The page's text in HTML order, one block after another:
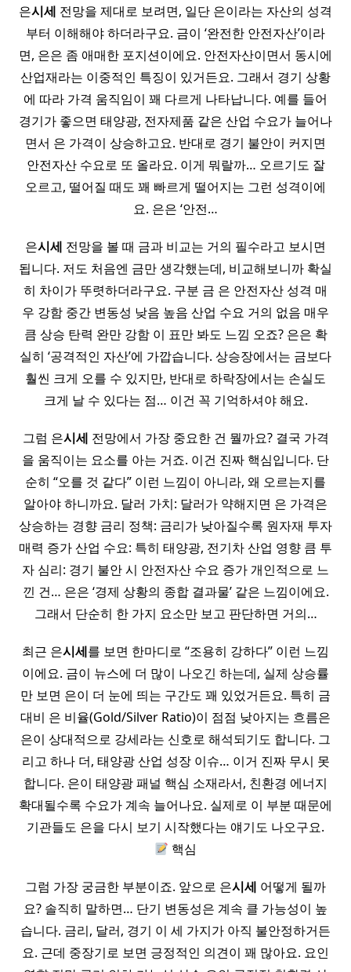
은시세 전망을 제대로 보려면, 일단 은이라는 자산의 성격
부터 이해해야 하더라구요. 금이 ‘완전한 안전자산’이라
면, 은은 좀 애매한 포지션이에요. 안전자산이면서 동시에
산업재라는 이중적인 특징이 있거든요. 그래서 경기 상황
에 따라 가격 움직임이 꽤 다르게 나타납니다. 예를 들어
경기가 좋으면 태양광, 전자제품 같은 산업 수요가 늘어나
면서 은 가격이 상승하고요. 반대로 경기 불안이 커지면
안전자산 수요로 또 올라요. 이게 뭐랄까… 오르기도 잘
오르고, 떨어질 때도 꽤 빠르게 떨어지는 그런 성격이에
요. 은은 ‘안전…
은시세 전망을 볼 때 금과 비교는 거의 필수라고 보시면
됩니다. 저도 처음엔 금만 생각했는데, 비교해보니까 확실
히 차이가 뚜렷하더라구요. 구분 금 은 안전자산 성격 매
우 강함 중간 변동성 낮음 높음 산업 수요 거의 없음 매우
큼 상승 탄력 완만 강함 이 표만 봐도 느낌 오죠? 은은 확
실히 ‘공격적인 자산’에 가깝습니다. 상승장에서는 금보다
훨씬 크게 오를 수 있지만, 반대로 하락장에서는 손실도
크게 날 수 있다는 점… 이건 꼭 기억하셔야 해요.
그럼 은시세 전망에서 가장 중요한 건 뭘까요? 결국 가격
을 움직이는 요소를 아는 거죠. 이건 진짜 핵심입니다. 단
순히 “오를 것 같다” 이런 느낌이 아니라, 왜 오르는지를
알아야 하니까요. 달러 가치: 달러가 약해지면 은 가격은
상승하는 경향 금리 정책: 금리가 낮아질수록 원자재 투자
매력 증가 산업 수요: 특히 태양광, 전기차 산업 영향 큼 투
자 심리: 경기 불안 시 안전자산 수요 증가 개인적으로 느
낀 건… 은은 ‘경제 상황의 종합 결과물’ 같은 느낌이에요.
그래서 단순히 한 가지 요소만 보고 판단하면 거의…
최근 은시세를 보면 한마디로 “조용히 강하다” 이런 느낌
이에요. 금이 뉴스에 더 많이 나오긴 하는데, 실제 상승률
만 보면 은이 더 눈에 띄는 구간도 꽤 있었거든요. 특히 금
대비 은 비율(Gold/Silver Ratio)이 점점 낮아지는 흐름은
은이 상대적으로 강세라는 신호로 해석되기도 합니다. 그
리고 하나 더, 태양광 산업 성장 이슈… 이거 진짜 무시 못
합니다. 은이 태양광 패널 핵심 소재라서, 친환경 에너지
확대될수록 수요가 계속 늘어나요. 실제로 이 부분 때문에
기관들도 은을 다시 보기 시작했다는 얘기도 나오구요.
핵심
그럼 가장 궁금한 부분이죠. 앞으로 은시세 어떻게 될까
요? 솔직히 말하면… 단기 변동성은 계속 클 가능성이 높
습니다. 금리, 달러, 경기 이 세 가지가 아직 불안정하거든
요. 근데 중장기로 보면 긍정적인 의견이 꽤 많아요. 요인